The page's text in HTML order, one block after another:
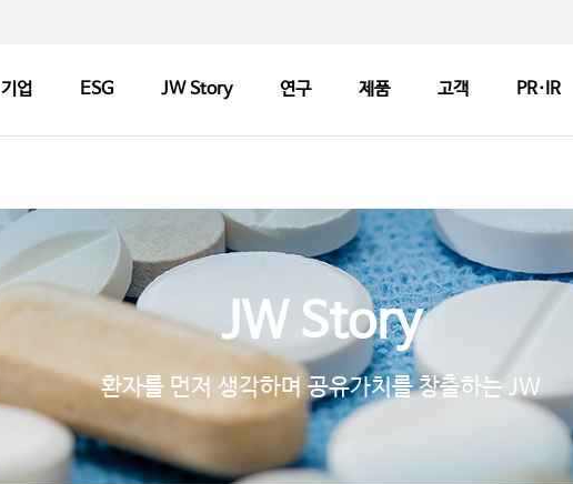
기업 ESG JW Story 연구 제품 고객 PR·IR
JW Now
Health&Tech
JW Brand
ESG News
연구정책
파이프라인
연구 네트워크
제품검색
판매약국 찾기
허가변경알림
자주 묻는 질문
CCM 인
CCM 소개
고객문의
1:1 문의
지출보고
JW Story
환자를 먼저 생각하며 공유가치를 창출하는 JW